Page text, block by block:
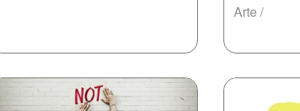
Arte /